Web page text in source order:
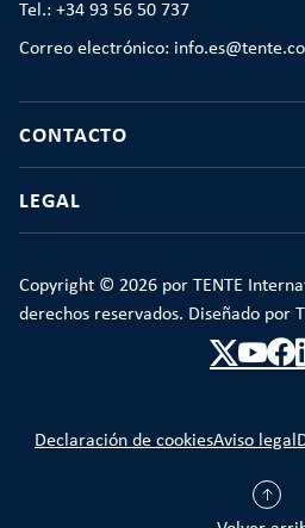
Tel.: +34 93 56 50 737
Correo electrónico:
CONTACTO
LEGAL
Copyright © 2026 por TENTE
derechos reservados. Diseñado por
Declaración de cookiesAviso legal